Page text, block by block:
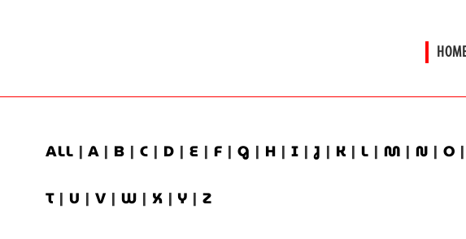
ALL |A | B |C | D |E |F |G | H |I |J | K |L |M |N |O |
T |U |V |W |X |Y |Z